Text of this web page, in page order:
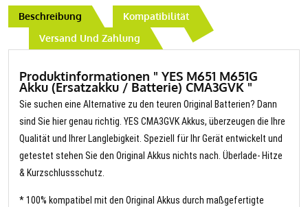
Beschreibung
Kompatibilität
Versand Und Zahlung
Produktinformationen " YES M651 M651G
Akku (Ersatzakku / Batterie) CMA3GVK "
Sie suchen eine Alternative zu den teuren Original Batterien? Dann
sind Sie hier genau richtig. YES CMA3GVK Akkus, überzeugen die Ihre
Qualität und Ihrer Langlebigkeit. Speziell für Ihr Gerät entwickelt und
getestet stehen Sie den Original Akkus nichts nach. Überlade- Hitze
& Kurzschlussschutz.
* 100% kompatibel mit den Original Akkus durch maßgefertigte